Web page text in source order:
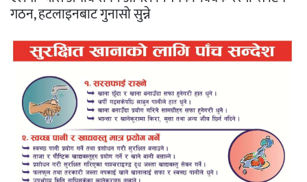
गठन, हटलाइनबाट गुनासो सुन्ने